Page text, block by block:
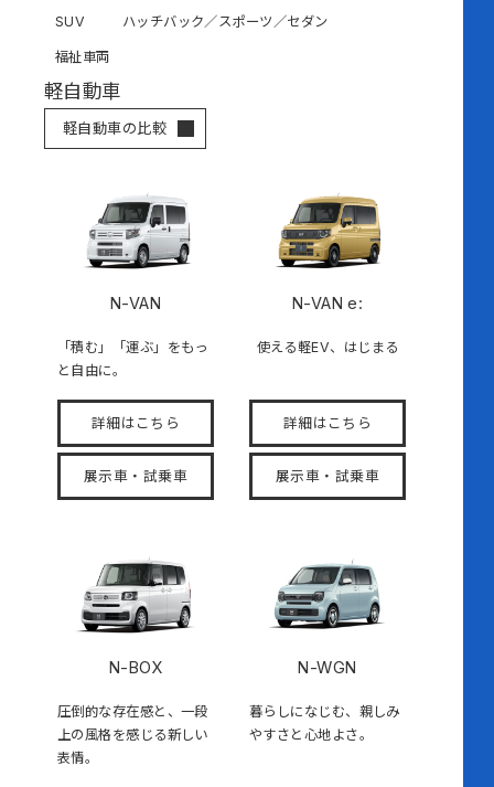
SUV ハッチバック／スポーツ／セダン
福祉車両
軽自動車
軽自動車の比較
N-VAN
「積む」「運ぶ」をもっ
と自由に。
詳細はこちら
展示車・試乗車
N-VAN e:
使える軽EV、はじまる
詳細はこちら
展示車・試乗車
N-BOX
圧倒的な存在感と、一段
上の風格を感じる新しい
表情。
N-WGN
暮らしになじむ、親しみ
やすさと心地よさ。